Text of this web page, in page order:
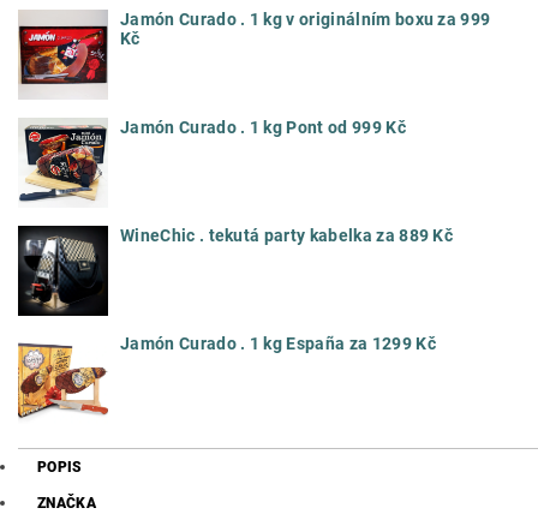
Jamón Curado . 1 kg v originálním boxu za 999
Kč
Jamón Curado . 1 kg Pont od 999 Kč
WineChic . tekutá party kabelka za 889 Kč
Jamón Curado . 1 kg España za 1299 Kč
POPIS
ZNAČKA